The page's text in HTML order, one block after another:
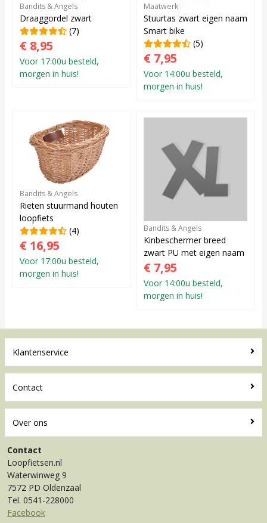
Bandits & Angels
Draaggordel zwart
(7)
€ 8,95
Voor 17:00u besteld,
morgen in huis!
Maatwerk
Stuurtas zwart eigen naam
Smart bike
(5)
€ 7,95
Voor 14:00u besteld,
morgen in huis!
Bandits & Angels
Rieten stuurmand houten
loopfiets
(4)
€ 16,95
Voor 17:00u besteld,
morgen in huis!
Bandits & Angels
Kinbeschermer breed
zwart PU met eigen naam
€ 7,95
Voor 14:00u besteld,
morgen in huis!
Klantenservice
Contact
Over ons
Contact
Loopfietsen.nl
Waterwinweg 9
7572 PD Oldenzaal
Tel. 0541-228000
Facebook